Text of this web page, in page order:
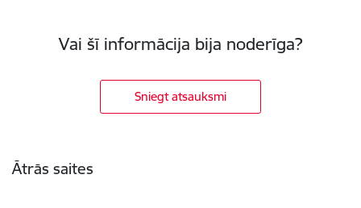
Vai šī informācija bija noderīga?
Sniegt atsauksmi
Ātrās saites